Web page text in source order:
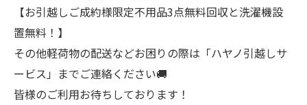
【お引越しご成約様限定不用品3点無料回収と洗濯機設
置無料！】
その他軽荷物の配送などお困りの際は「ハヤノ引越しサ
ービス」までご連絡ください🚚
皆様のご利用お待ちしております！